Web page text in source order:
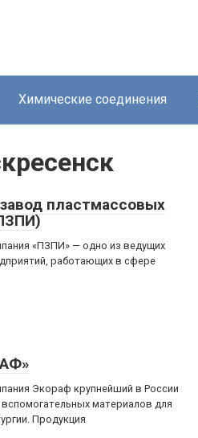
Химические соединения
пластмассовых
«ПЗПИ» — одно из ведущих
работающих в сфере
Экораф крупнейший в России
материалов для
Продукция